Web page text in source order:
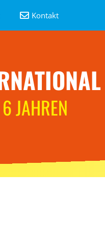
Kontakt
JAHREN